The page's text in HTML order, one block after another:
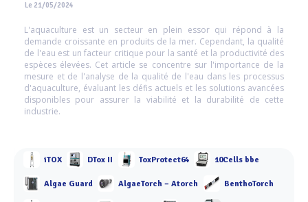
Le 21/05/2024
L'aquaculture est un secteur en plein essor qui répond à la
demande croissante en produits de la mer. Cependant, la qualité
de l'eau est un facteur critique pour la santé et la productivité des
espèces élevées. Cet article se concentre sur l'importance de la
mesure et de l'analyse de la qualité de l'eau dans les processus
d'aquaculture, évaluant les défis actuels et les solutions avancées
disponibles pour assurer la viabilité et la durabilité de cette
industrie.
iTOX DTox II ToxProtect64 10Cells bbe
Algae Guard AlgaeTorch – Atorch BenthoTorch